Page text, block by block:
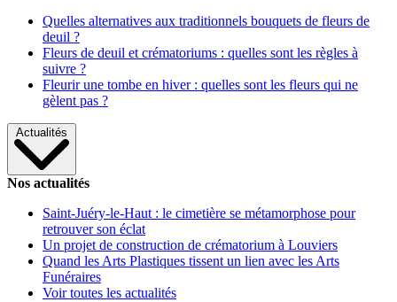
Quelles alternatives aux traditionnels bouquets de fleurs de
deuil ?
Fleurs de deuil et crématoriums : quelles sont les règles à
suivre ?
Fleurir une tombe en hiver : quelles sont les fleurs qui ne
gèlent pas ?
Actualités
Nos actualités
Saint-Juéry-le-Haut : le cimetière se métamorphose pour
retrouver son éclat
Un projet de construction de crématorium à Louviers
Quand les Arts Plastiques tissent un lien avec les Arts
Funéraires
Voir toutes les actualités